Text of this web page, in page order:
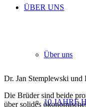
ÜBER UNS
Über uns
10 JAHRE
Dr. Jan Stemplewski
Die Brüder sind beide
über solides